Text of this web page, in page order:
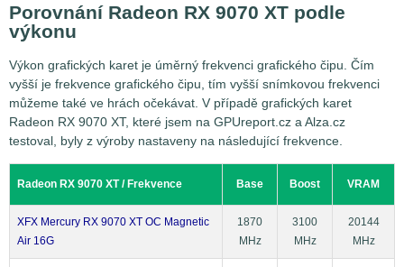
Porovnání Radeon RX 9070 XT podle
výkonu
Výkon grafických karet je úměrný frekvenci grafického čipu. Čím
vyšší je frekvence grafického čipu, tím vyšší snímkovou frekvenci
můžeme také ve hrách očekávat. V případě grafických karet
Radeon RX 9070 XT, které jsem na GPUreport.cz a Alza.cz
testoval, byly z výroby nastaveny na následující frekvence.
Radeon RX 9070 XT / Frekvence Base Boost VRAM
XFX Mercury RX 9070 XT OC Magnetic
Air 16G
1870
MHz
3100
MHz
20144
MHz